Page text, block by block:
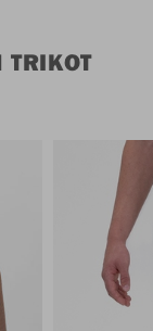
TRIKOT